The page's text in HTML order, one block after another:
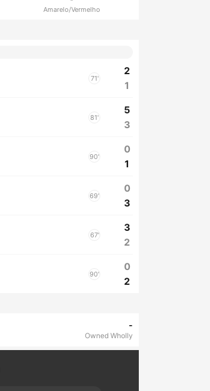
Amarelo/Vermelho
71'
2
1
81'
5
3
90'
0
1
69'
0
3
67'
3
2
90'
0
2
-
Owned Wholly